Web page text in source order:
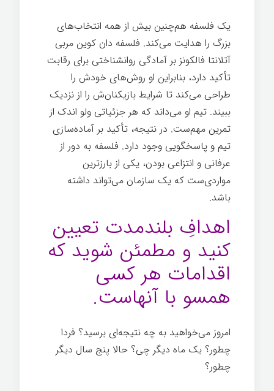
یک فلسفه هم‌چنین بیش از همه انتخاب‌های
بزرگ را هدایت می‌کند. فلسفه دان کوین مربی
آتلانتا فالکونز بر آمادگی روانشناختی برای رقابت
تأکید دارد، بنابراین او روش‌های خودش را
طراحی می‌کند تا شرایط بازیکنان‌ش را از نزدیک
ببیند. تیم او می‌داند که هر جزئیاتی ولو اندک از
تمرین مهم‌ست. در نتیجه، تأکید بر آماده‌سازی
تیم و پاسخگویی وجود دارد. فلسفه به دور از
عرفانی و انتزاعی بودن، یکی از بارزترین
مواردی‌ست که یک سازمان می‌تواند داشته
باشد.
اهدافِ بلندمدت تعیین
کنید و مطمئن شوید که
اقدامات هر کسی
همسو با آنهاست.
امروز می‌خواهید به چه نتیجه‌ای برسید؟ فردا
چطور؟ یک ماه دیگر چی؟ حالا پنج سال دیگر
چطور؟